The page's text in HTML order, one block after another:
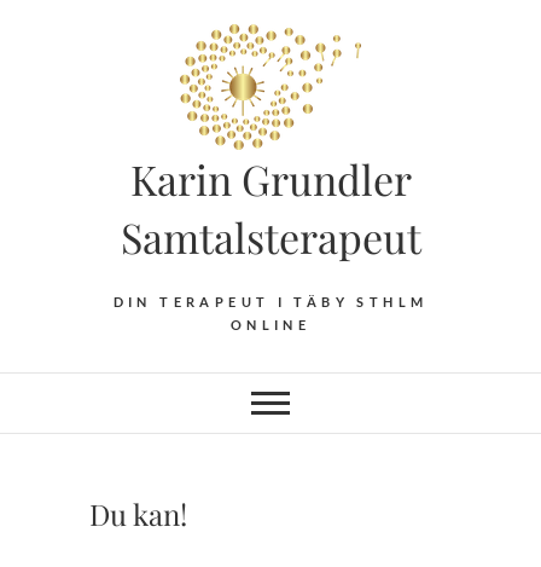
Karin Grundler
Samtalsterapeut
DIN TERAPEUT I TÄBY STHLM
ONLINE
Du kan!